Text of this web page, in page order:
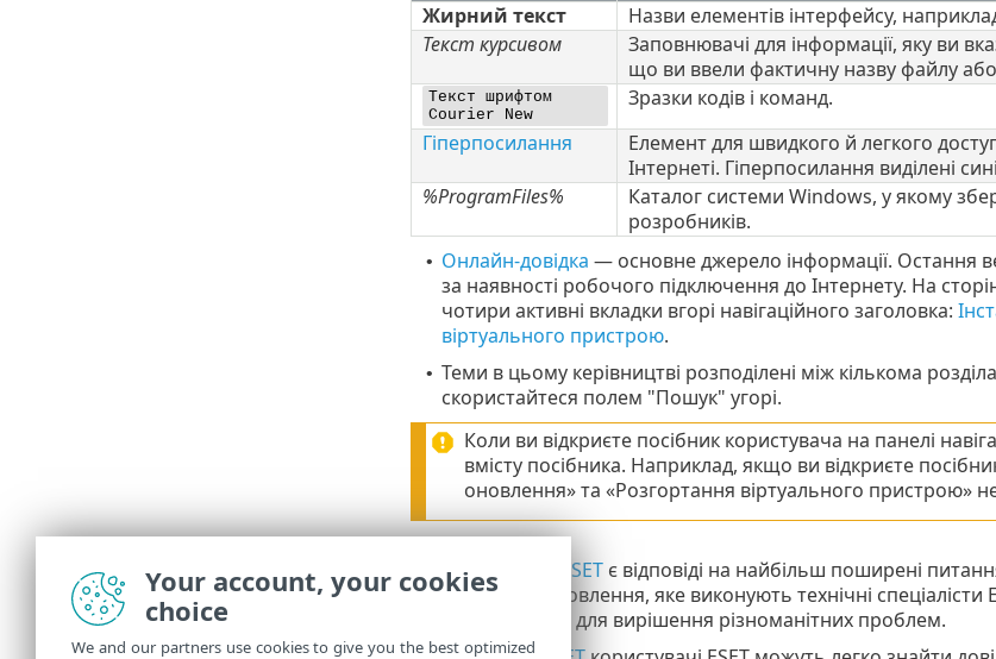
Жирний текст
Назви елементів інтерфейсу,
Текст курсивом
Заповнювачі для інформації, яку ви
що ви ввели фактичну назву файлу
Текст шрифтом
Courier New
Зразки кодів і команд.
Гіперпосилання
Елемент для швидкого й легкого
Інтернеті. Гіперпосилання виділені
%ProgramFiles%
Каталог системи Windows, у якому
розробників.
• Онлайн-довідка — основне джерело інформації. Остання
за наявності робочого підключення до Інтернету. На
чотири активні вкладки вгорі навігаційного заголовка:
віртуального пристрою.
• Теми в цьому керівництві розподілені між кількома
скористайтеся полем "Пошук" угорі.
Коли ви відкриєте посібник користувача на панелі
вмісту посібника. Наприклад, якщо ви відкриєте
оновлення» та «Розгортання віртуального пристрою»
У базі знань ESETє відповіді на найбільш поширені
Регулярне оновлення, яке виконують технічні
інструментом для вирішення різноманітних проблем.
Your account, your cookies
choice
We and our partners use cookies to give you the best optimized